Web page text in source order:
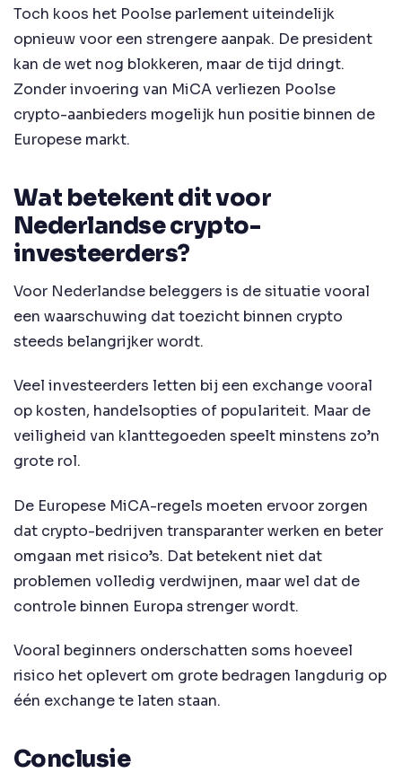
Toch koos het Poolse parlement uiteindelijk
opnieuw voor een strengere aanpak. De president
kan de wet nog blokkeren, maar de tijd dringt.
Zonder invoering van MiCA verliezen Poolse
crypto-aanbieders mogelijk hun positie binnen de
Europese markt.
Wat betekent dit voor
Nederlandse crypto-
investeerders?
Voor Nederlandse beleggers is de situatie vooral
een waarschuwing dat toezicht binnen crypto
steeds belangrijker wordt.
Veel investeerders letten bij een exchange vooral
op kosten, handelsopties of populariteit. Maar de
veiligheid van klanttegoeden speelt minstens zo’n
grote rol.
De Europese MiCA-regels moeten ervoor zorgen
dat crypto-bedrijven transparanter werken en beter
omgaan met risico’s. Dat betekent niet dat
problemen volledig verdwijnen, maar wel dat de
controle binnen Europa strenger wordt.
Vooral beginners onderschatten soms hoeveel
risico het oplevert om grote bedragen langdurig op
één exchange te laten staan.
Conclusie